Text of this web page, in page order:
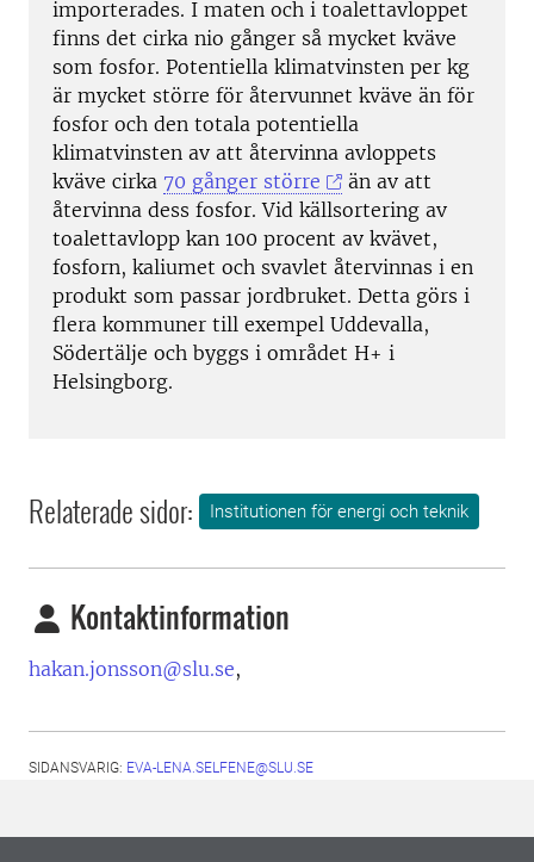
importerades. I maten och i toalettavloppet
finns det cirka nio gånger så mycket kväve
som fosfor. Potentiella klimatvinsten per kg
är mycket större för återvunnet kväve än för
fosfor och den totala potentiella
klimatvinsten av att återvinna avloppets
kväve cirka 70 gånger större
än av att
återvinna dess fosfor. Vid källsortering av
toalettavlopp kan 100 procent av kvävet,
fosforn, kaliumet och svavlet återvinnas i en
produkt som passar jordbruket. Detta görs i
flera kommuner till exempel Uddevalla,
Södertälje och byggs i området H+ i
Helsingborg.
Relaterade sidor: Institutionen för energi och teknik
Kontaktinformation
hakan.jonsson@slu.se,
SIDANSVARIG: EVA-LENA.SELFENE@SLU.SE